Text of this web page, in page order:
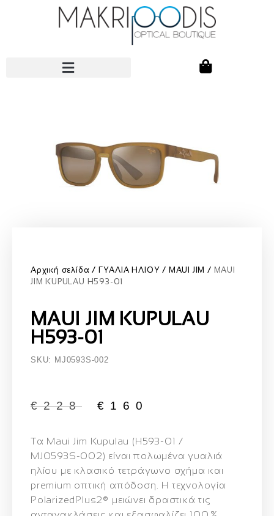
Αρχική σελίδα ΓΥΑΛΙΑ ΗΛΙΟΥ MAUI JIM
MAUI
JIM KUPULAU H593-01
MAUI JIM KUPULAU
H593-01
SKU: MJ0593S-002
€228 € 160
Τα Maui Jim Kupulau (H593‑01 /
MJ0593S‑002) είναιπολωμένα γυαλιά
ηλίου με κλασικό τετράγωνο σχήμα και
premium οπτική απόδοση . Η τεχνολογία
PolarizedPlus2® μειώνει δραστικά τις